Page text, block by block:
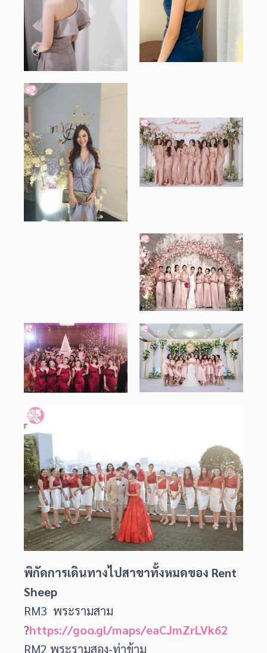
พิกัดการเดินทางไปสาขาทั้งหมดของ Rent
Sheep
RM3 พระรามสาม
?https://goo.gl/maps/eaCJmZrLVk62
RM2 พระรามสอง-ท่าข้าม